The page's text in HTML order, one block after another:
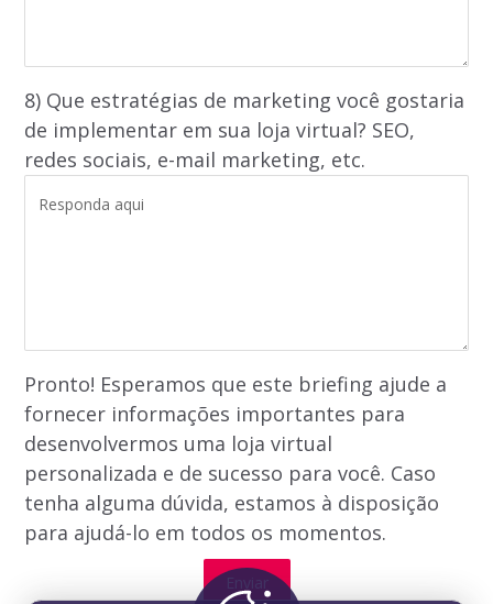
8) Que estratégias de marketing você gostaria
de implementar em sua loja virtual? SEO,
redes sociais, e-mail marketing, etc.
Pronto! Esperamos que este briefing ajude a
fornecer informações importantes para
desenvolvermos uma loja virtual
personalizada e de sucesso para você. Caso
tenha alguma dúvida, estamos à disposição
para ajudá-lo em todos os momentos.
Enviar